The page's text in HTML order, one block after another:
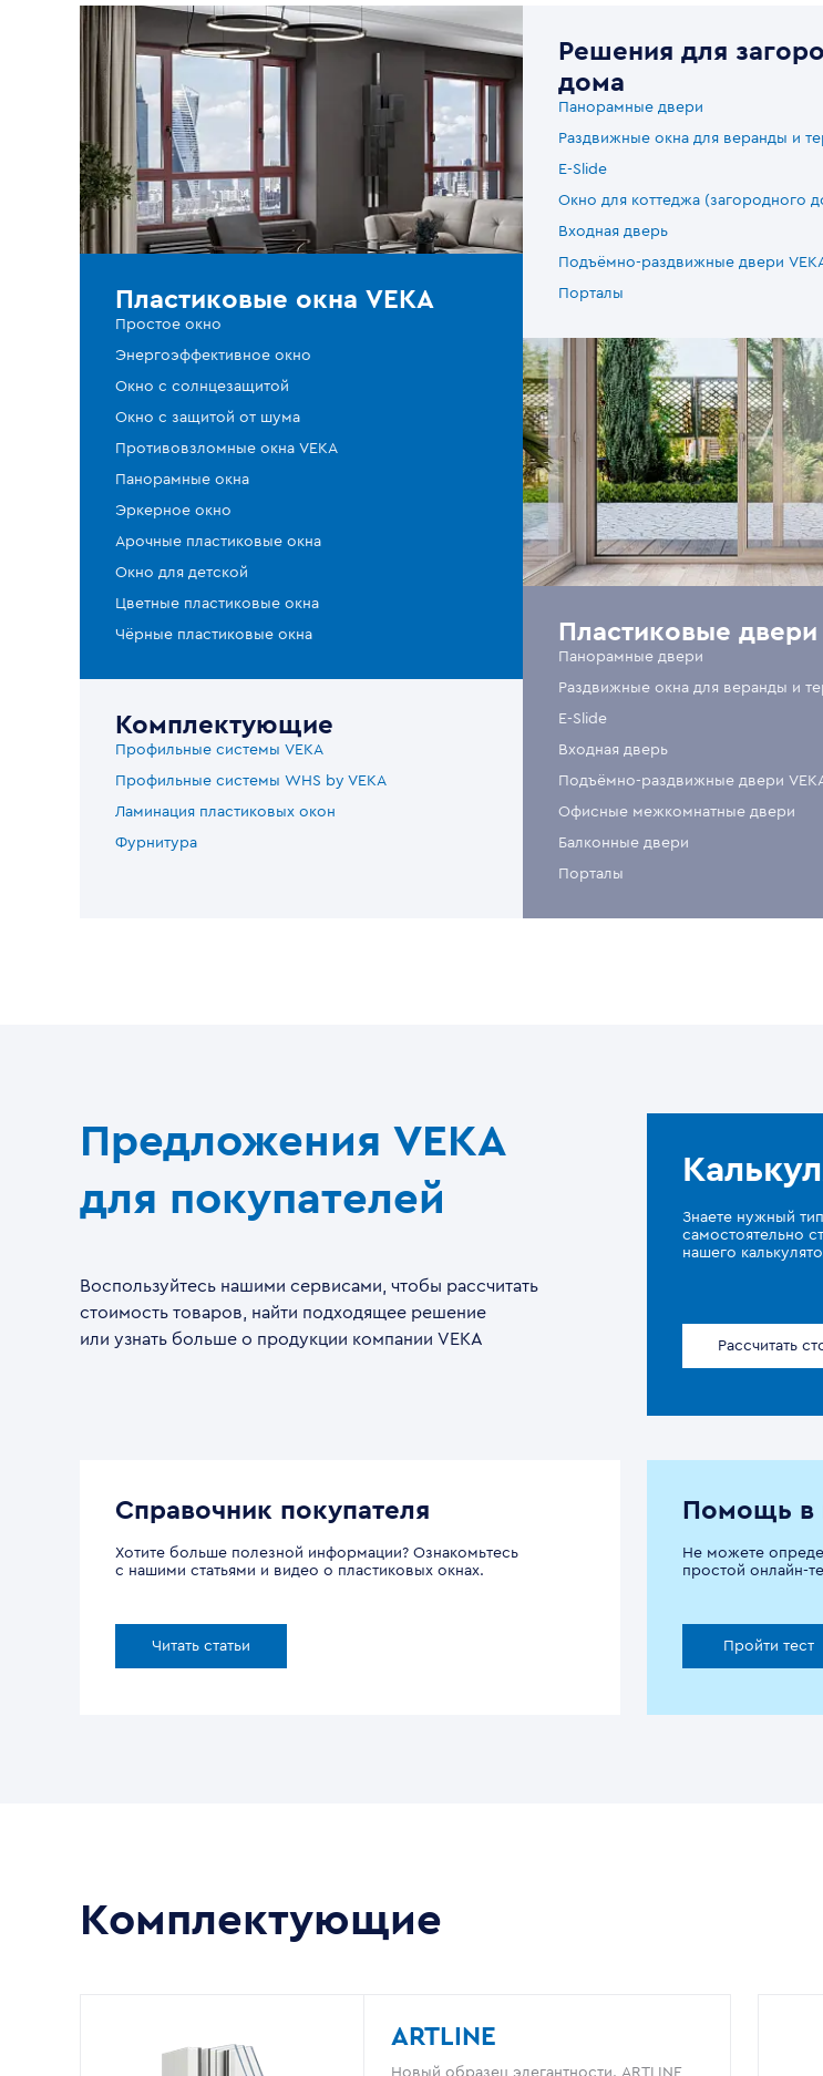
Пластиковые окна VEKA
Простое окно
Энергоэффективное окно
Окно с солнцезащитой
Окно с защитой от шума
Противовзломные окна VEKA
Панорамные окна
Эркерное окно
Арочные пластиковые окна
Окно для детской
Цветные пластиковые окна
Чёрные пластиковые окна
Комплектующие
Профильные системы VEKA
Профильные системы WHS by VEKA
Ламинация пластиковых окон
Фурнитура
Решения для
дома
Панорамные двери
Раздвижные окна для веранды и
E-Slide
Окно для коттеджа (загородного
Входная дверь
Подъёмно-раздвижные двери
Порталы
Пластиковые двери
Панорамные двери
Раздвижные окна для веранды и
E-Slide
Входная дверь
Подъёмно-раздвижные двери
Офисные межкомнатные двери
Балконные двери
Порталы
Предложения VEKA
для покупателей
Воспользуйтесь нашими сервисами, чтобы рассчитать
стоимость товаров, найти подходящее решение
или узнать больше о продукции компании VEKA
Знаете нужный
самостоятельно
нашего
Рассчитать
Справочник покупателя
Хотите больше полезной информации? Ознакомьтесь
с нашими статьями и видео о пластиковых окнах.
Читать статьи
Помощь в
Не можете
простой онлайн-
Пройти тест
Комплектующие
ARTLINE
Новый образец элегантности. ARTLINE